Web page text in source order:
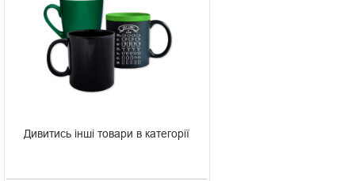
Дивитись інші товари в категорії